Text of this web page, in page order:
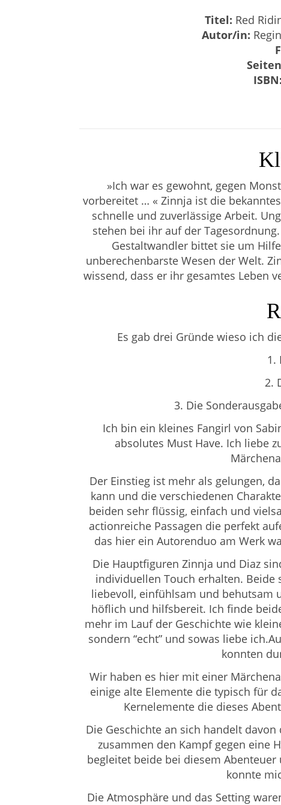
Titel: Red
Autor/in:
ISBN:
»Ich war es gewohnt, gegen
vorbereitet … « Zinnja ist die
schnelle und zuverlässige Arbeit.
stehen bei ihr auf der
Gestaltwandler bittet sie um
unberechenbarste Wesen der Welt.
wissend, dass er ihr gesamtes Leben
Es gab drei Gründe wieso ich
1.
2.
3. Die
Ich bin ein kleines Fangirl von
absolutes Must Have. Ich liebe
Der Einstieg ist mehr als gelungen,
kann und die verschiedenen
beiden sehr flüssig, einfach und
actionreiche Passagen die perfekt
das hier ein Autorenduo am Werk
Die Hauptfiguren Zinnja und Diaz
individuellen Touch erhalten. Beide
liebevoll, einfühlsam und behutsam
höflich und hilfsbereit. Ich finde
mehr im Lauf der Geschichte wie
sondern “echt” und sowas liebe
konnten
Wir haben es hier mit einer
einige alte Elemente die typisch für
Kernelemente die dieses
Die Geschichte an sich handelt
zusammen den Kampf gegen eine
begleitet beide bei diesem
konnte
Die Atmosphäre und das Setting